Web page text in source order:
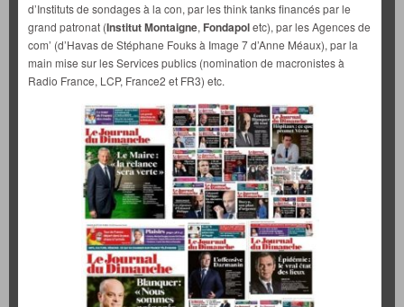
d’Instituts de sondages à la con, par les think tanks financés par le
grand patronat (Institut Montaigne, Fondapoletc), par les Agences de
com’ (d’Havas de Stéphane Fouks à Image 7 d’Anne Méaux), par la
main mise sur les Services publics (nomination de macronistes à
Radio France, LCP, France2 et FR3) etc.